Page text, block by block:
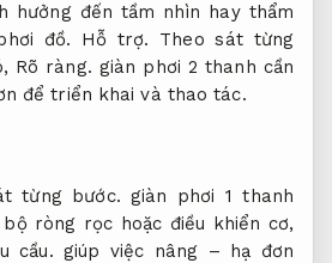
hưởng đến tầm nhìn hay thẩm
đồ. Hỗ trợ.
Theo sát từng
Rõ ràng. giàn phơi 2 thanh cần
để triển khai và thao tác.
từng bước. giàn phơi 1 thanh
ròng rọc hoặc điều khiển cơ,
cầu. giúp việc nâng – hạ đơn